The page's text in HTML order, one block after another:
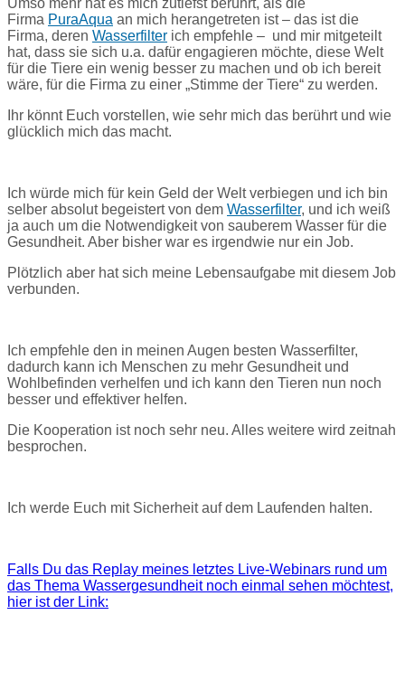
Umso mehr hat es mich zutiefst berührt, als die
Firma PuraAqua an mich herangetreten ist – das ist die
Firma, deren Wasserfilter ich empfehle – und mir mitgeteilt
hat, dass sie sich u.a. dafür engagieren möchte, diese Welt
für die Tiere ein wenig besser zu machen und ob ich bereit
wäre, für die Firma zu einer „Stimme der Tiere“ zu werden.
Ihr könnt Euch vorstellen, wie sehr mich das berührt und wie
glücklich mich das macht.
Ich würde mich für kein Geld der Welt verbiegen und ich bin
selber absolut begeistert von dem Wasserfilter, und ich weiß
ja auch um die Notwendigkeit von sauberem Wasser für die
Gesundheit. Aber bisher war es irgendwie nur ein Job.
Plötzlich aber hat sich meine Lebensaufgabe mit diesem Job
verbunden.
Ich empfehle den in meinen Augen besten Wasserfilter,
dadurch kann ich Menschen zu mehr Gesundheit und
Wohlbefinden verhelfen und ich kann den Tieren nun noch
besser und effektiver helfen.
Die Kooperation ist noch sehr neu. Alles weitere wird zeitnah
besprochen.
Ich werde Euch mit Sicherheit auf dem Laufenden halten.
Falls Du das Replay meines letztes Live-Webinars rund um
das Thema Wassergesundheit noch einmal sehen möchtest,
hier ist der Link: